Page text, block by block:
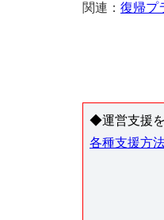
関連： 復帰プ
◆運営支援
各種支援方